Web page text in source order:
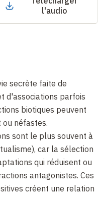
l'audio
secrète faite de
d'associations parfois
biotiques peuvent
néfastes.
sont le plus souvent à
car la sélection
qui réduisent ou
antagonistes. Ces
créent une relation